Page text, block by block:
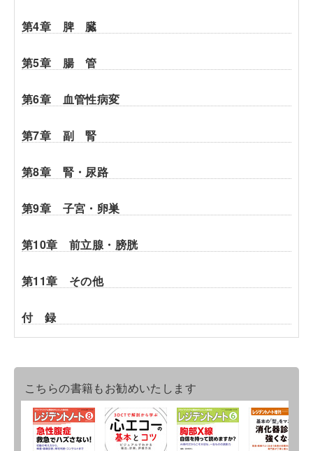
第4章 脾 臓
第5章 腸 管
第6章 血管性病変
第7章 副 腎
第8章 腎・尿路
第9章 子宮・卵巣
第10章 前立腺・膀胱
第11章 その他
付 録
こちらの書籍もお勧めいたします